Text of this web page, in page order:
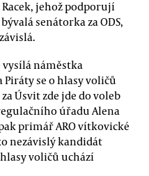
jehož podporují
senátorka za ODS,
vysílá náměstka
se o hlasy voličů
Úsvit zde jde do voleb
úřadu Alena
primář ARO vítkovické
nezávislý kandidát
hlasy voličů uchází